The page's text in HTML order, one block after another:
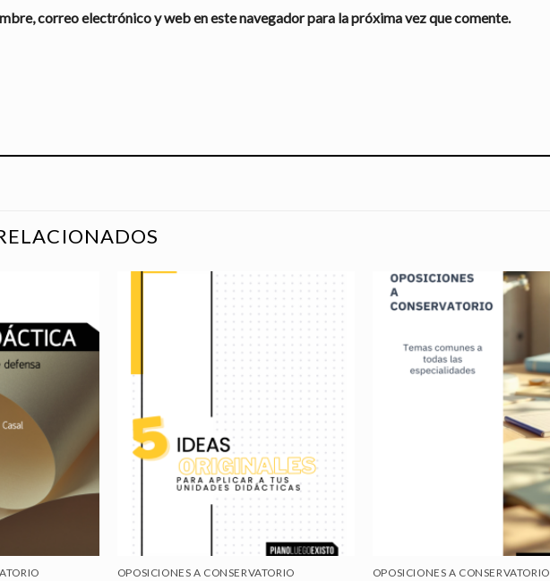
correo electrónico y web en este navegador para la próxima vez que comente.
OPOSICIONES A CONSERVATORIO OPOSICIONES A CONSERVATORIO